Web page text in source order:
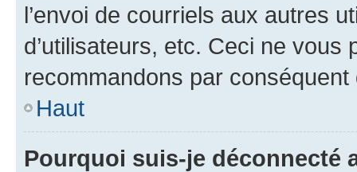
l’envoi de courriels aux autres
d’utilisateurs, etc. Ceci ne vous
recommandons par conséquent
Haut
Pourquoi suis-je déconnecté